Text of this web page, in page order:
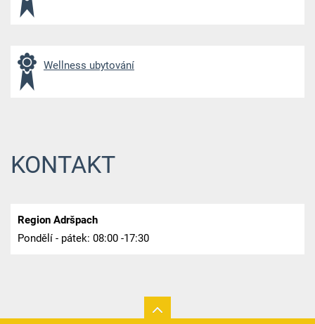
Wellness ubytování
KONTAKT
Region Adršpach
Pondělí - pátek: 08:00 -17:30